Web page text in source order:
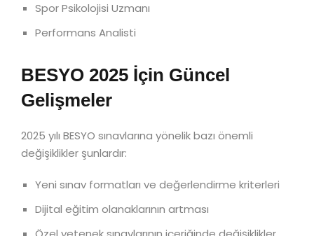
Spor Psikolojisi Uzmanı
Performans Analisti
BESYO 2025 İçin Güncel
Gelişmeler
2025 yılı BESYO sınavlarına yönelik bazı önemli
değişiklikler şunlardır:
Yeni sınav formatları ve değerlendirme kriterleri
Dijital eğitim olanaklarının artması